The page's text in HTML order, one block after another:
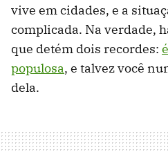
vive em cidades, e a
complicada. Na verdade,
que detém dois recordes:
populosa, e talvez você
dela.